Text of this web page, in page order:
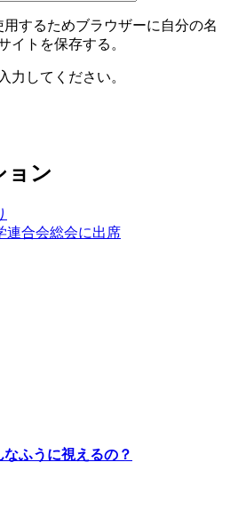
するためブラウザーに自分の名
イトを保存する。
力してください。
ョン
連合会総会に出席
ふうに視えるの？